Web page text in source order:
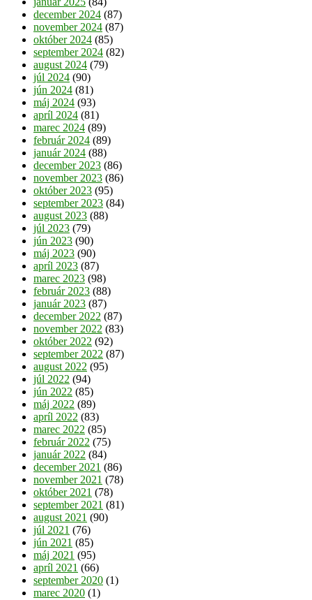
december 2024 (87)
november 2024 (87)
október 2024 (85)
september 2024 (82)
august 2024 (79)
júl 2024 (90)
jún 2024 (81)
máj 2024 (93)
apríl 2024 (81)
marec 2024 (89)
február 2024 (89)
január 2024 (88)
december 2023 (86)
november 2023 (86)
október 2023 (95)
september 2023 (84)
august 2023 (88)
júl 2023 (79)
jún 2023 (90)
máj 2023 (90)
apríl 2023 (87)
marec 2023 (98)
február 2023 (88)
január 2023 (87)
december 2022 (87)
november 2022 (83)
október 2022 (92)
september 2022 (87)
august 2022 (95)
júl 2022 (94)
jún 2022 (85)
máj 2022 (89)
apríl 2022 (83)
marec 2022 (85)
február 2022 (75)
január 2022 (84)
december 2021 (86)
november 2021 (78)
október 2021 (78)
september 2021 (81)
august 2021 (90)
júl 2021 (76)
jún 2021 (85)
máj 2021 (95)
apríl 2021 (66)
september 2020 (1)
marec 2020 (1)